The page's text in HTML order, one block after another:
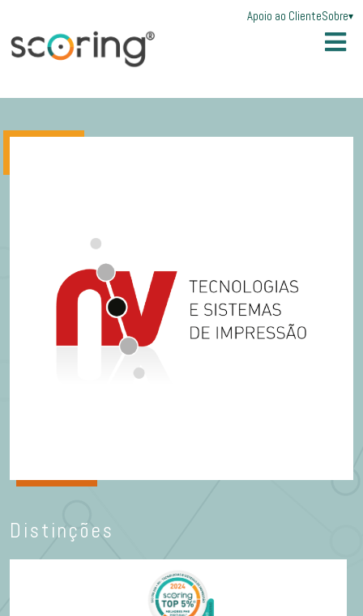
Apoio ao ClienteSobre▾
Distinções